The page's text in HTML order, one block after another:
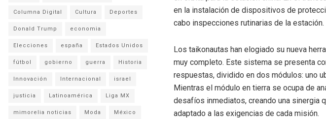
en la instalación de dispositivos de
cabo inspecciones rutinarias de la estación.
Los taikonautas han elogiado su nueva
muy completo. Este sistema se presenta
respuestas, dividido en dos módulos: uno
Mientras el módulo en tierra se ocupa de
desafíos inmediatos, creando una sinergia
adaptado a las exigencias de cada misión.
Columna Digital Cultura Deportes
Donald Trump economia
Elecciones españa Estados Unidos
fútbol gobierno guerra Historia
Innovación Internacional israel
justicia Latinoamérica Liga MX
mimorelia noticias Moda México